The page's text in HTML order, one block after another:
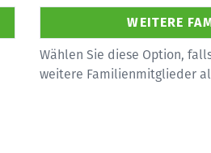
Wählen Sie diese Option,
weitere Familienmitglieder